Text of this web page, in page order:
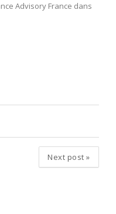
Advisory France dans
Next post »